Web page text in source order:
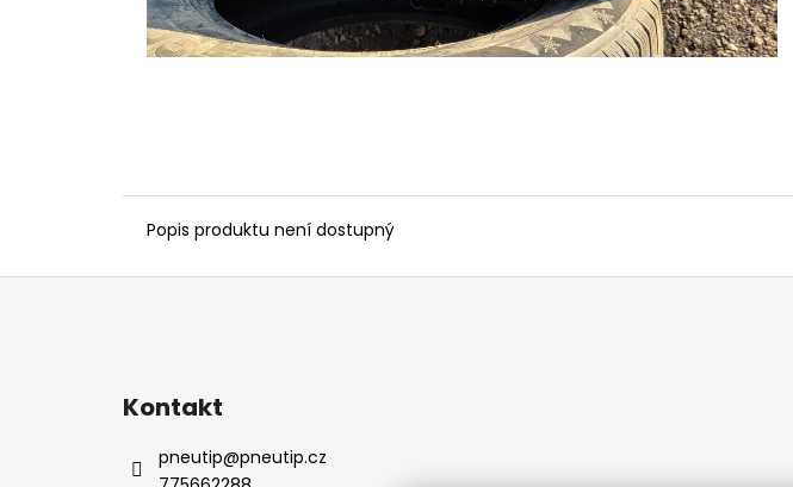
Popis produktu není dostupný
Z
Kontakt
pneutip@pneutip.cz